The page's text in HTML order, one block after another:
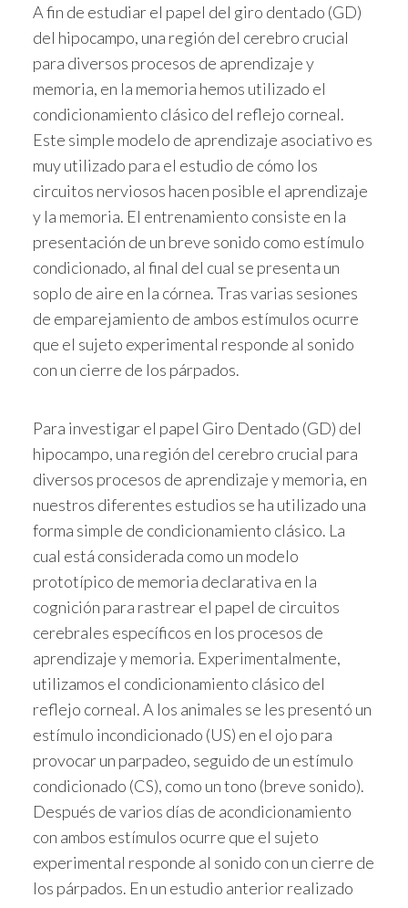
A fin de estudiar el papel del giro dentado (GD)
del hipocampo, una región del cerebro crucial
para diversos procesos de aprendizaje y
memoria, en la memoria hemos utilizado el
condicionamiento clásico del reflejo corneal.
Este simple modelo de aprendizaje asociativo es
muy utilizado para el estudio de cómo los
circuitos nerviosos hacen posible el aprendizaje
y la memoria. El entrenamiento consiste en la
presentación de un breve sonido como estímulo
condicionado, al final del cual se presenta un
soplo de aire en la córnea. Tras varias sesiones
de emparejamiento de ambos estímulos ocurre
que el sujeto experimental responde al sonido
con un cierre de los párpados.
Para investigar el papel Giro Dentado (GD) del
hipocampo, una región del cerebro crucial para
diversos procesos de aprendizaje y memoria, en
nuestros diferentes estudios se ha utilizado una
forma simple de condicionamiento clásico. La
cual está considerada como un modelo
prototípico de memoria declarativa en la
cognición para rastrear el papel de circuitos
cerebrales específicos en los procesos de
aprendizaje y memoria. Experimentalmente,
utilizamos el condicionamiento clásico del
reflejo corneal. A los animales se les presentó un
estímulo incondicionado (US) en el ojo para
provocar un parpadeo, seguido de un estímulo
condicionado (CS), como un tono (breve sonido).
Después de varios días de acondicionamiento
con ambos estímulos ocurre que el sujeto
experimental responde al sonido con un cierre de
los párpados. En un estudio anterior realizado